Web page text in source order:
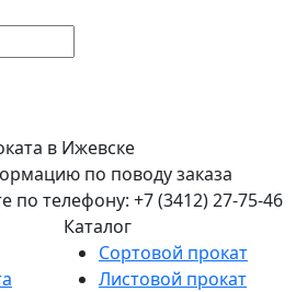
в Ижевске
по поводу заказа
по телефону: +7 (3412) 27-75-46
Каталог
Сортовой прокат
Листовой прокат